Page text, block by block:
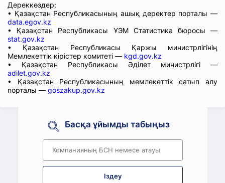
Дереккөздер:
• Қазақстан Республикасының ашық деректер порталы —
data.egov.kz
• Қазақстан Республикасы ҰЭМ Статистика бюросы —
stat.gov.kz
• Қазақстан Республикасы Қаржы министрлігінің
Мемлекеттік кірістер комитеті — kgd.gov.kz
• Қазақстан Республикасы Әділет министрлігі —
adilet.gov.kz
• Қазақстан Республикасының мемлекеттік сатып алу
порталы — goszakup.gov.kz
Басқа ұйымды табыңыз
Іздеу